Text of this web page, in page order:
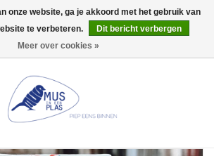
0 Artikelen - €0,00
onze website, ga je akkoord met het gebruik van
te verbeteren.
Dit bericht verbergen
Meer over cookies »
gesloten op Do 13/08